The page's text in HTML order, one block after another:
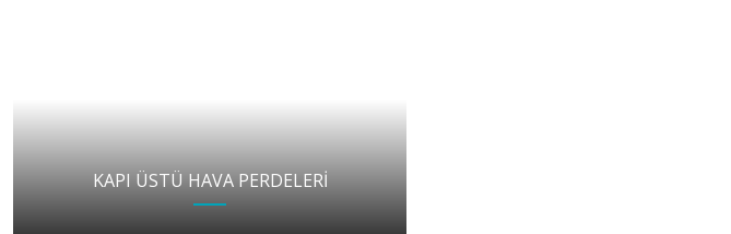
KAPI ÜSTÜ HAVA PERDELERİ